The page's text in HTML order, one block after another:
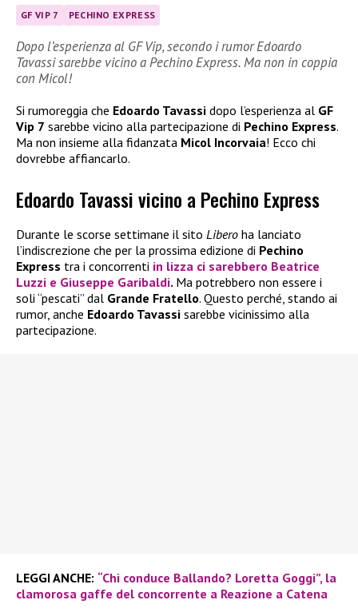
GF VIP 7 PECHINO EXPRESS
Dopo l’esperienza al GF Vip, secondo i rumor Edoardo
Tavassi sarebbe vicino a Pechino Express. Ma non in coppia
con Micol!
Si rumoreggia che Edoardo Tavassi dopo l’esperienza al GF
Vip 7 sarebbe vicino alla partecipazione di Pechino Express.
Ma non insieme alla fidanzata Micol Incorvaia! Ecco chi
dovrebbe affiancarlo.
Edoardo Tavassi vicino a Pechino Express
Durante le scorse settimane il sito Libero ha lanciato
l’indiscrezione che per la prossima edizione di Pechino
Express tra i concorrenti in lizza ci sarebbero Beatrice
Luzzi e Giuseppe Garibaldi. Ma potrebbero non essere i
soli “pescati” dal Grande Fratello. Questo perché, stando ai
rumor, anche Edoardo Tavassi sarebbe vicinissimo alla
partecipazione.
LEGGI ANCHE: “Chi conduce Ballando? Loretta Goggi”, la
clamorosa gaffe del concorrente a Reazione a Catena